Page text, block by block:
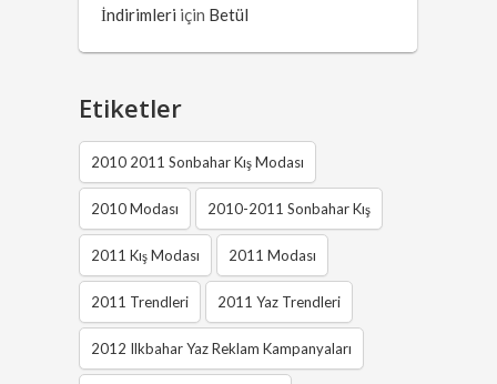
İndirimleri için Betül
Etiketler
2010 2011 Sonbahar Kış Modası
2010 Modası 2010-2011 Sonbahar Kış
2011 Kış Modası 2011 Modası
2011 Trendleri 2011 Yaz Trendleri
2012 Ilkbahar Yaz Reklam Kampanyaları